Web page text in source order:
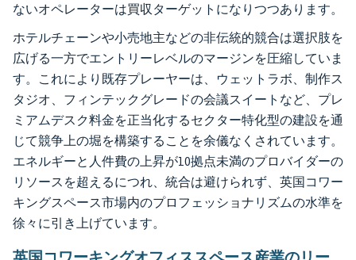
ないオペレーターは買収ターゲットになりつつあります。
ホテルチェーンや小売地主などの非伝統的競合は選択肢を
広げる一方でエントリーレベルのマージンを圧縮していま
す。これにより既存プレーヤーは、ウェットラボ、制作ス
タジオ、フィンテックグレードの会議スイートなど、プレ
ミアムデスク料金を正当化するセクター特化型の建設を通
じて競争上の堀を構築することを余儀なくされています。
エネルギーと人件費の上昇が10拠点未満のプロバイダーの
リソースを超えるにつれ、統合は避けられず、英国コワー
キングスペース市場内のプロフェッショナリズムの水準を
徐々に引き上げています。